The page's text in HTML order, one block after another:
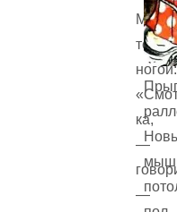
толк
ногой:
ка,
—
—